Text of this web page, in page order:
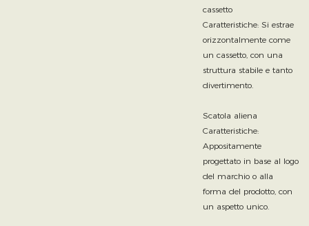
cassetto
Caratteristiche: Si estrae
orizzontalmente come
un cassetto, con una
struttura stabile e tanto
divertimento.
Scatola aliena
Caratteristiche:
Appositamente
progettato in base al logo
del marchio o alla
forma del prodotto, con
un aspetto unico.